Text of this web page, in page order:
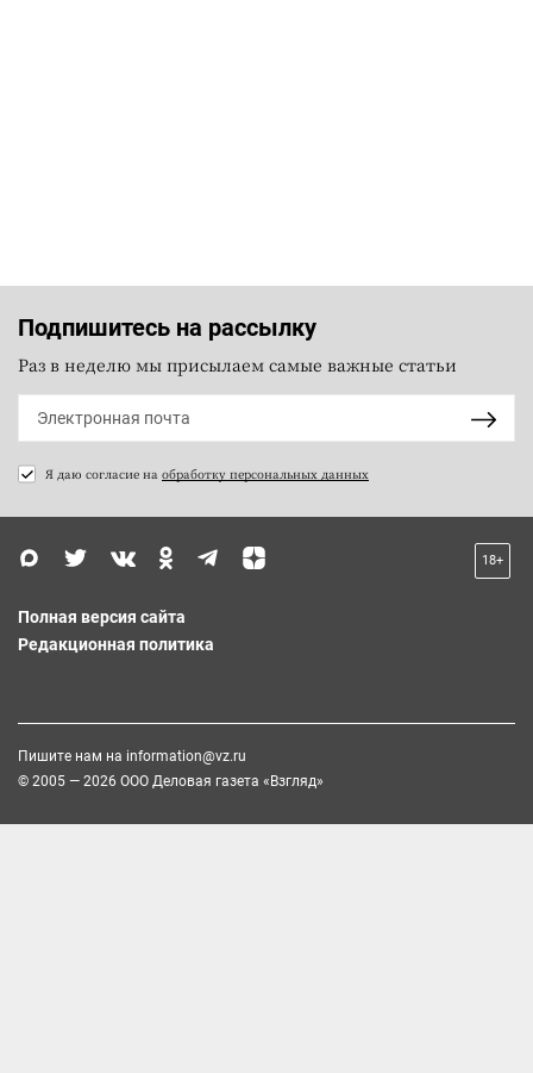
Подпишитесь на рассылку
Раз в неделю мы присылаем самые важные статьи
Я даю согласие на обработку персональных данных
18+
Полная версия сайта
Редакционная политика
Пишите нам на information@vz.ru
© 2005 — 2026 ООО Деловая газета «Взгляд»